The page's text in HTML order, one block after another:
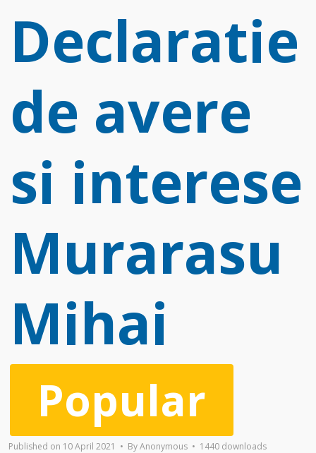
d
f
Declaratie
de avere
si interese
Murarasu
Mihai
Popular
Published on 10 April 2021 ByAnonymous 1440 downloads